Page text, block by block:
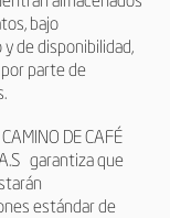
bajo
de disponibilidad,
parte de
DE CAFÉ
garantiza que
estándar de